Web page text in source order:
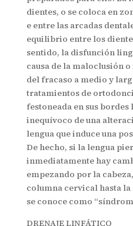
dientes, o se coloca en
e entre las arcadas
equilibrio entre los
sentido, la disfunción
causa de la maloclusión
del fracaso a medio y
tratamientos de
festoneada en sus
inequívoco de una
lengua que induce una
De hecho, si la lengua
inmediatamente hay
empezando por la
columna cervical hasta la
se conoce como
DRENAJE LINFÁTICO